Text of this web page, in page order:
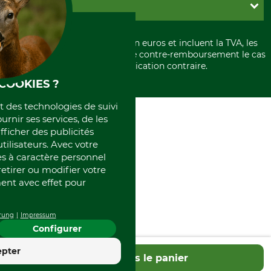
Dans le panier
Formulaire de rétraction
Politique de confidentialité
Élimination et environnement
Rétractation de votre commande
Carte de crédit
Paiement á l'avance
GRUBE KG
Histoire
International
Portrait
Qui sommes-nous
Tous les prix sont exprimés en euros et incluent la TVA, les
frais d'expédition et les frais de contre-remboursement le cas
échéant, sauf indication contraire.
?
des technologies de suivi
ses services, de les
des publicités
Avec votre
à caractère personnel
ou modifier votre
avec effet pour
Impressum
Configurer